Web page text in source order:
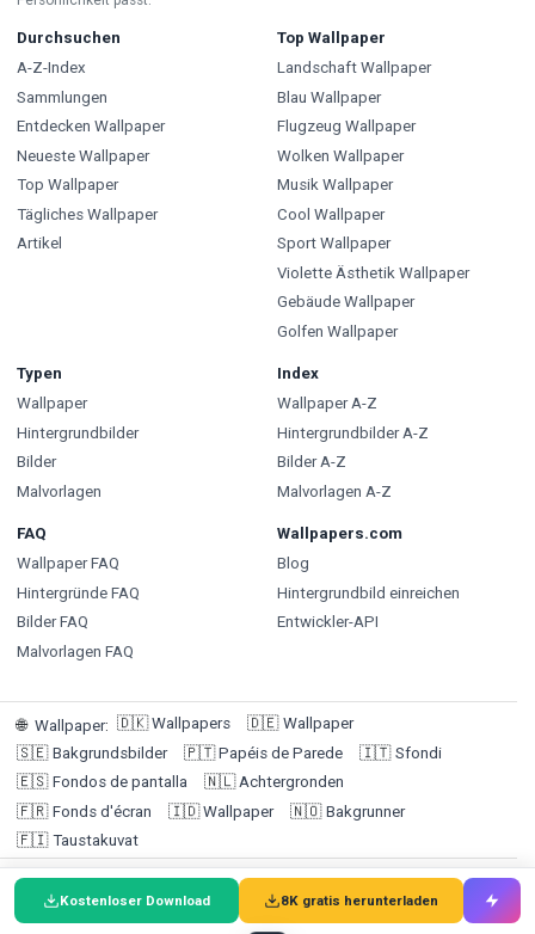
Kostenloser Download 8K gratis herunterladen
Durchsuchen
A-Z-Index
Sammlungen
Entdecken Wallpaper
Neueste Wallpaper
Top Wallpaper
Tägliches Wallpaper
Artikel
Top Wallpaper
Landschaft Wallpaper
Blau Wallpaper
Flugzeug Wallpaper
Wolken Wallpaper
Musik Wallpaper
Cool Wallpaper
Sport Wallpaper
Violette Ästhetik Wallpaper
Gebäude Wallpaper
Golfen Wallpaper
Typen
Wallpaper
Hintergrundbilder
Bilder
Malvorlagen
Index
Wallpaper A-Z
Hintergrundbilder A-Z
Bilder A-Z
Malvorlagen A-Z
FAQ
Wallpaper FAQ
Hintergründe FAQ
Bilder FAQ
Malvorlagen FAQ
Wallpapers.com
Blog
Hintergrundbild einreichen
Entwickler-API
🌐 Wallpaper: 🇩🇰 Wallpapers 🇩🇪 Wallpaper
🇸🇪 Bakgrundsbilder 🇵🇹 Papéis de Parede 🇮🇹 Sfondi
🇪🇸 Fondos de pantalla 🇳🇱 Achtergronden
🇫🇷 Fonds d'écran 🇮🇩 Wallpaper 🇳🇴 Bakgrunner
🇫🇮 Taustakuvat
© 2026 Wallpapers.com (Targa Ltd @ 1F, 1-3 San Lau Street,
Hung Hom, Hong Kong | Kundenservice: +852 92191684) /